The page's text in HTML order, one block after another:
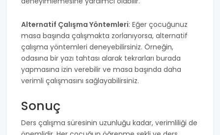
Alternatif Çalışma Yöntemleri: Eğer çocuğunuz
masa başında çalışmakta zorlanıyorsa, alternatif
çalışma yöntemleri deneyebilirsiniz. Örneğin,
odasına bir yazı tahtası alarak tekrarları burada
yapmasına izin verebilir ve masa başında daha
verimli çalışmasını sağlayabilirsiniz.
Sonuç
Ders çalışma süresinin uzunluğu kadar, verimliliği de